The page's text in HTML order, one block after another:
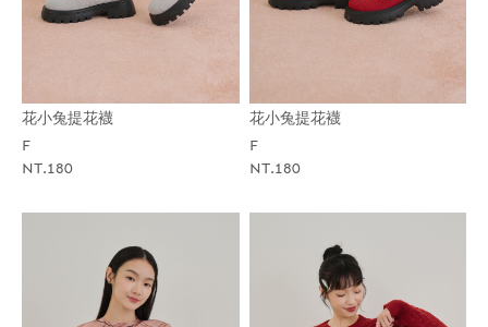
花小兔提花襪
F
NT.180
花小兔提花襪
F
NT.180